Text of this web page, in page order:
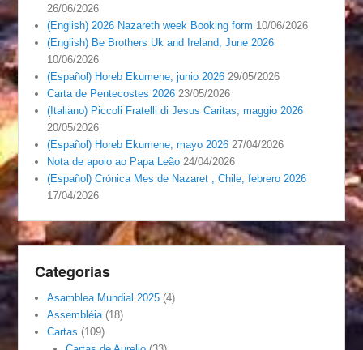
26/06/2026
(English) 2026 Nazareth week Booking form 10/06/2026
(English) Be Brothers Uk and Ireland, June 2026
10/06/2026
(Español) Horeb Ekumene, junio 2026 29/05/2026
Carta de Pentecostes 2026 23/05/2026
(Italiano) Piccoli Fratelli di Jesus Caritas, maggio 2026
20/05/2026
(Español) Horeb Ekumene, mayo 2026 27/04/2026
Nota de apoio ao Papa Leão 24/04/2026
(Español) Crónica Mes de Nazaret , Chile, febrero 2026
17/04/2026
Categorias
Asamblea Mundial 2025 (4)
Assembléia (18)
Cartas (109)